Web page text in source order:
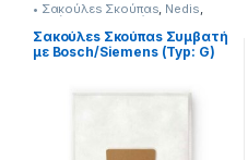
• Σακούλεs Σκούπαs, Nedis,
Σκούπισμα & Καθάρισμα
Σακούλεs Σκούπαs Συμβατή
με Bosch/Siemens (Typ: G)